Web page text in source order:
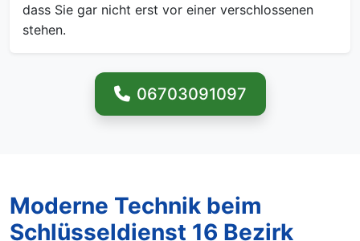
dass Sie gar nicht erst vor einer verschlossenen
stehen.
06703091097
Moderne Technik beim
Schlüsseldienst 16 Bezirk